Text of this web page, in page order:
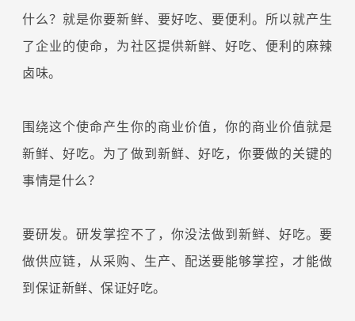
什么？就是你要新鲜、要好吃、要便利。所以就产生
了企业的使命，为社区提供新鲜、好吃、便利的麻辣
卤味。
围绕这个使命产生你的商业价值，你的商业价值就是
新鲜、好吃。为了做到新鲜、好吃，你要做的关键的
事情是什么？
要研发。研发掌控不了，你没法做到新鲜、好吃。要
做供应链，从采购、生产、配送要能够掌控，才能做
到保证新鲜、保证好吃。